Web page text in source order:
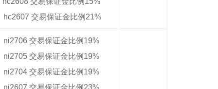
hc2607 交易保证金比例21%
ni2706 交易保证金比例19%
ni2705 交易保证金比例19%
ni2704 交易保证金比例19%
ni2607 交易保证金比例23%